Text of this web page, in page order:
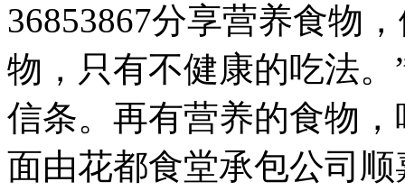
36853867分享营养食物
物，只有不健康的吃法
信条。再有营养的食物
面由花都食堂承包公司